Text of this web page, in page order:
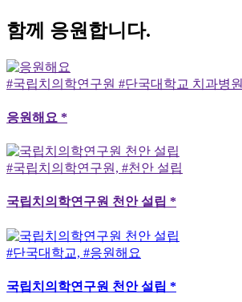
함께 응원합니다.
#국립치의학연구원 #단국대학교 치과병원
응원해요 *
#국립치의학연구원, #천안 설립
국립치의학연구원 천안 설립 *
#단국대학교, #응원해요
국립치의학연구원 천안 설립 *